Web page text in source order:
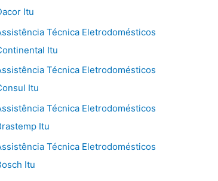
Itu
Técnica Eletrodomésticos
Itu
Técnica Eletrodomésticos
Itu
Técnica Eletrodomésticos
Itu
Técnica Eletrodomésticos
Itu